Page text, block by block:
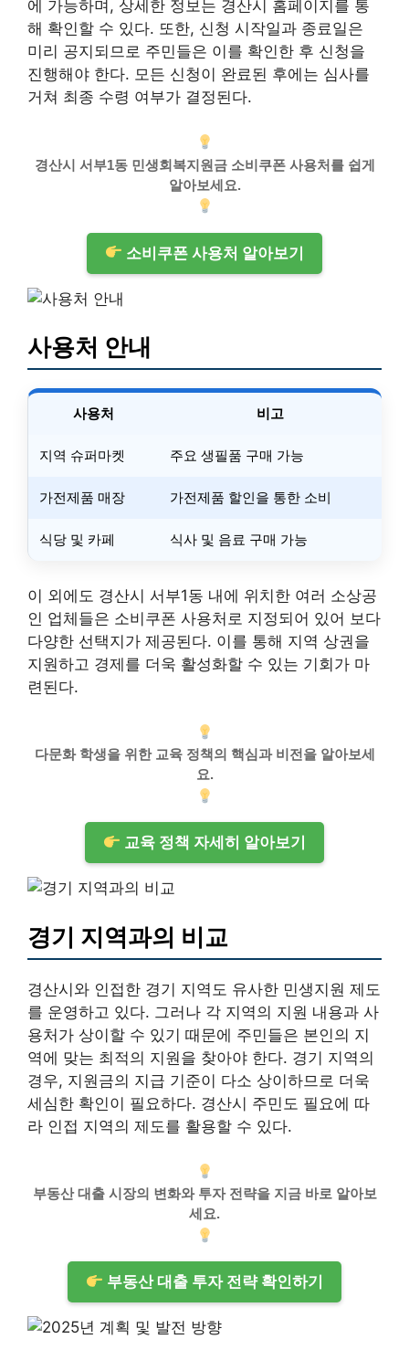
에 가능하며, 상세한 정보는 경산시 홈페이지를 통
해 확인할 수 있다. 또한, 신청 시작일과 종료일은
미리 공지되므로 주민들은 이를 확인한 후 신청을
진행해야 한다. 모든 신청이 완료된 후에는 심사를
거쳐 최종 수령 여부가 결정된다.
경산시 서부1동 민생회복지원금 소비쿠폰 사용처를 쉽게
알아보세요.
소비쿠폰 사용처 알아보기
사용처 안내
사용처 비고
지역 슈퍼마켓 주요 생필품 구매 가능
가전제품 매장 가전제품 할인을 통한 소비
식당 및 카페 식사 및 음료 구매 가능
이 외에도 경산시 서부1동 내에 위치한 여러 소상공
인 업체들은 소비쿠폰 사용처로 지정되어 있어 보다
다양한 선택지가 제공된다. 이를 통해 지역 상권을
지원하고 경제를 더욱 활성화할 수 있는 기회가 마
련된다.
다문화 학생을 위한 교육 정책의 핵심과 비전을 알아보세
요.
교육 정책 자세히 알아보기
경기 지역과의 비교
경산시와 인접한 경기 지역도 유사한 민생지원 제도
를 운영하고 있다. 그러나 각 지역의 지원 내용과 사
용처가 상이할 수 있기 때문에 주민들은 본인의 지
역에 맞는 최적의 지원을 찾아야 한다. 경기 지역의
경우, 지원금의 지급 기준이 다소 상이하므로 더욱
세심한 확인이 필요하다. 경산시 주민도 필요에 따
라 인접 지역의 제도를 활용할 수 있다.
부동산 대출 시장의 변화와 투자 전략을 지금 바로 알아보
세요.
부동산 대출 투자 전략 확인하기